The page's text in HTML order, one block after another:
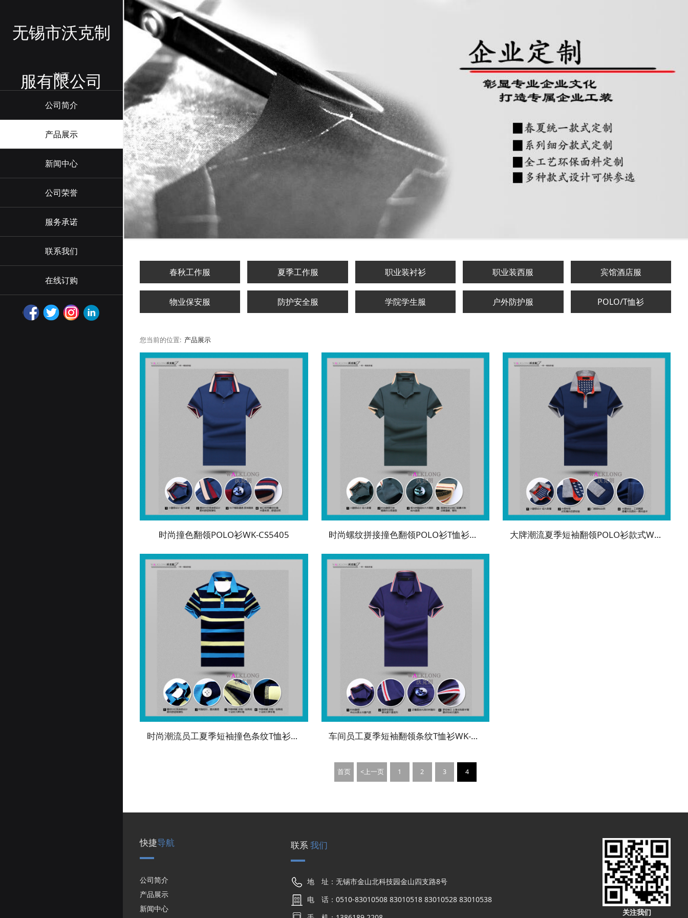
无锡市沃克制
服有限公司
首页
公司简介
产品展示
新闻中心
公司荣誉
服务承诺
联系我们
在线订购
春秋工作服 夏季工作服 职业装衬衫 职业装西服 宾馆酒店服
物业保安服 防护安全服 学院学生服 户外防护服 POLO/T恤衫
您当前的位置: 产品展示
时尚撞色翻领POLO衫WK-CS5405 时尚螺纹拼接撞色翻领POLO衫T恤衫WK-CS5406 大牌潮流夏季短袖翻领POLO衫款式WK-CS5409
时尚潮流员工夏季短袖撞色条纹T恤衫WK-CS5408 车间员工夏季短袖翻领条纹T恤衫WK-CS5414
首页 <上一页 1 2 3 4
快捷导航
公司简介
产品展示
新闻中心
联系我们
地 址：无锡市金山北科技园金山四支路8号
电 话：0510-83010508 83010518 83010528 83010538
关注我们